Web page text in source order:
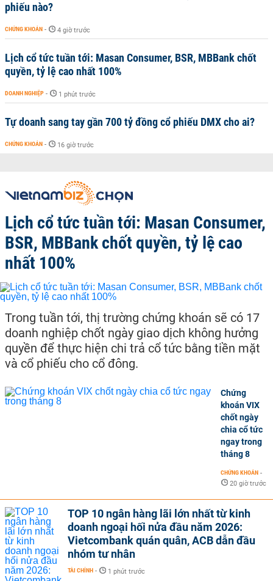
phiếu nào?
CHỨNG KHOÁN - 4 giờ trước
Lịch cổ tức tuần tới: Masan Consumer, BSR, MBBank chốt
quyền, tỷ lệ cao nhất 100%
DOANH NGHIỆP - 1 phút trước
Tự doanh sang tay gần 700 tỷ đồng cổ phiếu DMX cho ai?
CHỨNG KHOÁN - 16 giờ trước
Lịch cổ tức tuần tới: Masan Consumer,
BSR, MBBank chốt quyền, tỷ lệ cao
nhất 100%
Trong tuần tới, thị trường chứng khoán sẽ có 17
doanh nghiệp chốt ngày giao dịch không hưởng
quyền để thực hiện chi trả cổ tức bằng tiền mặt
và cổ phiếu cho cổ đông.
Chứng
khoán VIX
chốt ngày
chia cổ tức
ngay trong
tháng 8
CHỨNG KHOÁN -
20 giờ trước
TOP 10 ngân hàng lãi lớn nhất từ kinh
doanh ngoại hối nửa đầu năm 2026:
Vietcombank quán quân, ACB dẫn đầu
nhóm tư nhân
TÀI CHÍNH - 1 phút trước